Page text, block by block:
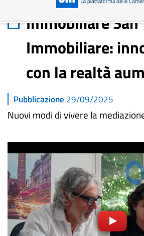
Immobiliare San
Immobiliare:
con la realtà
Pubblicazione 29/09/2025
Nuovi modi di vivere la
correlato
URL